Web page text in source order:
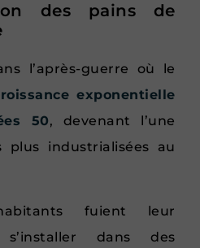
des pains de
l’après-guerre où le
exponentielle
50, devenant l’une
industrialisées au
fuient leur
dans des